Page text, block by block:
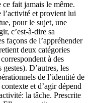
ce fait jamais le même.
l’activité et provient lui
pour le sujet, une
c’est-à-dire sa
façons de l’appréhender
deux catégories
à des
D’autres, les
de l’identité de
et d’agir dépend
la tâche. Prescrite